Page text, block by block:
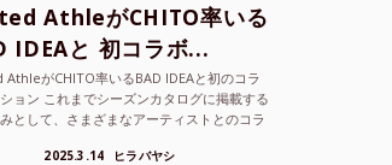
AthleがCHITO率いる
IDEAと 初コラボ...
AthleがCHITO率いるBAD IDEAと初のコラ
ョン これまでシーズンカタログに掲載する
として、さまざまなアーティストとのコラ
2025.3.14 ヒラバヤシ